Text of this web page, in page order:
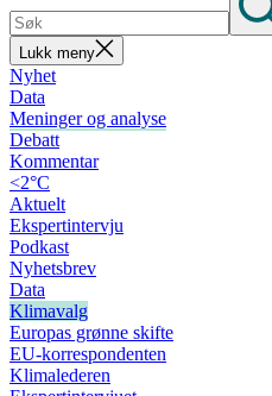
Lukk meny
Nyhet
Data
Meninger og analyse
Debatt
Kommentar
<2°C
Aktuelt
Ekspertintervju
Podkast
Nyhetsbrev
Data
Klimavalg
Europas grønne skifte
EU-korrespondenten
Klimalederen